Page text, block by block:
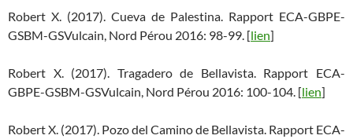
Robert X. (2017). Cueva de Palestina. Rapport ECA-GBPE-
GSBM-GSVulcain, Nord Pérou 2016: 98-99. [lien]
Robert X. (2017). Tragadero de Bellavista. Rapport ECA-
GBPE-GSBM-GSVulcain, Nord Pérou 2016: 100-104. [lien]
Robert X. (2017). Pozo del Camino de Bellavista. Rapport ECA-